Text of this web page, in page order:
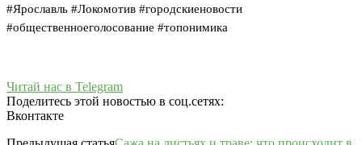
#Ярославль #Локомотив #городскиеновости
#общественноеголосование #топонимика
Читай нас в Telegram
Поделитесь этой новостью в соц.сетях:
Вконтакте